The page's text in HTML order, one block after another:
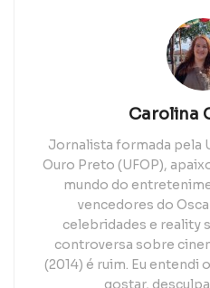
Carolina
Jornalista formada pela
Ouro Preto (UFOP),
mundo do
vencedores do
celebridades e reality
controversa sobre
(2014) é ruim. Eu entendi
gostar,